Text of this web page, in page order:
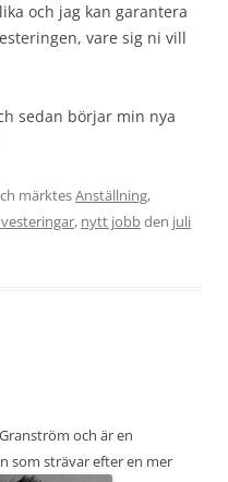
och jag kan garantera
vare sig ni vill
sedan börjar min nya
märktesAnställning,
, nytt jobbden juli
och är en
som strävar efter en mer